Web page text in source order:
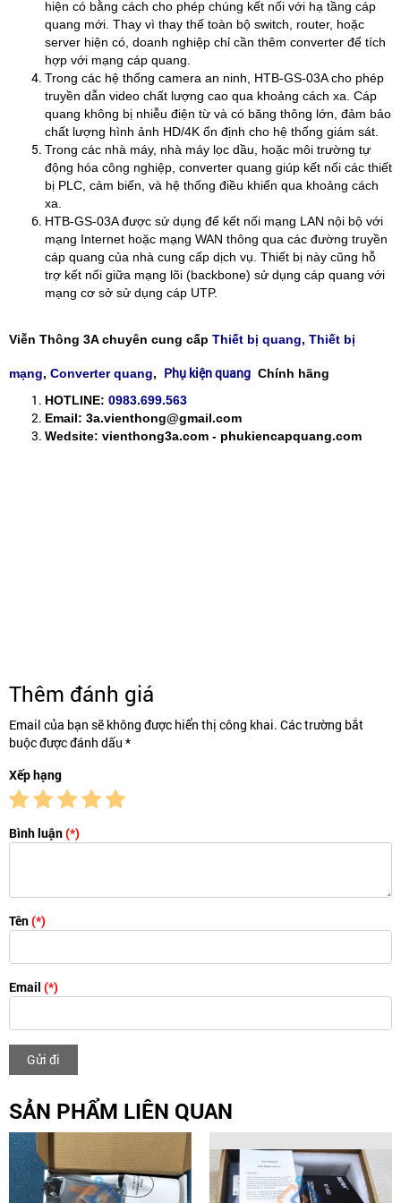
hiện có bằng cách cho phép chúng kết nối với hạ tầng cáp
quang mới. Thay vì thay thế toàn bộ switch, router, hoặc
server hiện có, doanh nghiệp chỉ cần thêm converter để tích
hợp với mạng cáp quang.
​Trong các hệ thống camera an ninh, HTB-GS-03A cho phép
truyền dẫn video chất lượng cao qua khoảng cách xa. Cáp
quang không bị nhiễu điện từ và có băng thông lớn, đảm bảo
chất lượng hình ảnh HD/4K ổn định cho hệ thống giám sát.
​Trong các nhà máy, nhà máy lọc dầu, hoặc môi trường tự
động hóa công nghiệp, converter quang giúp kết nối các thiết
bị PLC, cảm biến, và hệ thống điều khiển qua khoảng cách
xa.
​HTB-GS-03A được sử dụng để kết nối mạng LAN nội bộ với
mạng Internet hoặc mạng WAN thông qua các đường truyền
cáp quang của nhà cung cấp dịch vụ. Thiết bị này cũng hỗ
trợ kết nối giữa mạng lõi (backbone) sử dụng cáp quang với
mạng cơ sở sử dụng cáp UTP.
Viễn Thông 3A chuyên cung cấp Thiết bị quang, Thiết bị
mạng, Converter quang, Phụ kiện quang Chính hãng
HOTLINE: 0983.699.563
Email: 3a.vienthong@gmail.com
Wedsite: vienthong3a.com - phukiencapquang.com
Thêm đánh giá
Email của bạn sẽ không được hiển thị công khai. Các trường bắt
buộc được đánh dấu *
Xếp hạng
Bình luận(*)
Tên(*)
Email (*)
Gửi đi
SẢN PHẨM LIÊN QUAN